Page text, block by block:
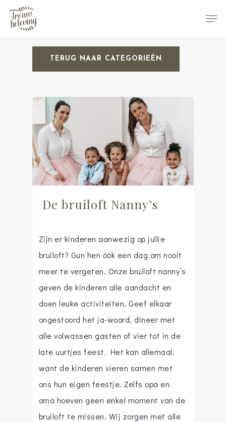
Hit enter to search or ESC to close
TERUG NAAR CATEGORIEËN
De bruiloft Nanny’s
Zijn er kinderen aanwezig op jullie
bruiloft? Gun hen óók een dag om nooit
meer te vergeten. Onze bruiloft nanny’s
geven de kinderen alle aandacht en
doen leuke activiteiten. Geef elkaar
ongestoord het ja-woord, dineer met
alle volwassen gasten of vier tot in de
late uurtjes feest. Het kan allemaal,
want de kinderen vieren samen met
ons hun eigen feestje. Zelfs opa en
oma hoeven geen enkel moment van de
bruiloft te missen. Wij zorgen met alle